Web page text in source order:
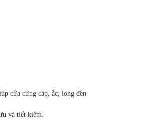
cửa cứng cáp, ắc, long đền
và tiết kiệm.